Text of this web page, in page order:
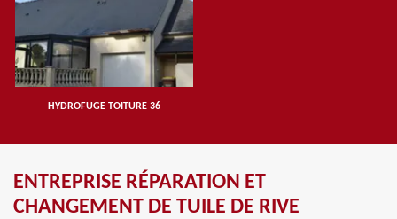
HYDROFUGE TOITURE 36
ENTREPRISE RÉPARATION ET
CHANGEMENT DE TUILE DE RIVE